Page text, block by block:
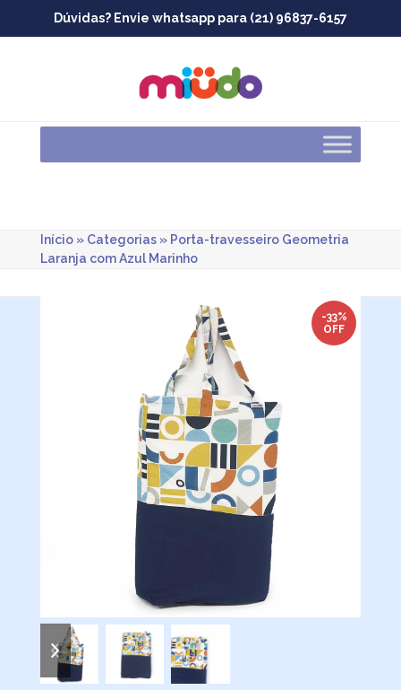
Dúvidas? Envie whatsapp para (21) 96837-6157
Início» Categorias» Porta-travesseiro Geometria
Laranja com Azul Marinho
-33%
OFF
previous
slide
next
slide